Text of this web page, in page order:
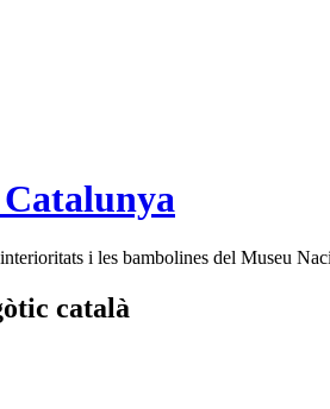
i les bambolines del Museu
català